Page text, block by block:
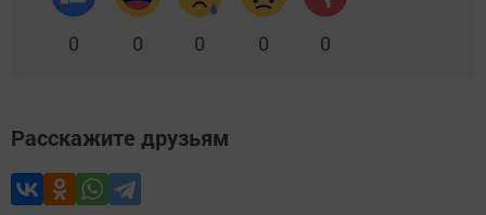
0 0 0 0 0
Расскажите друзьям